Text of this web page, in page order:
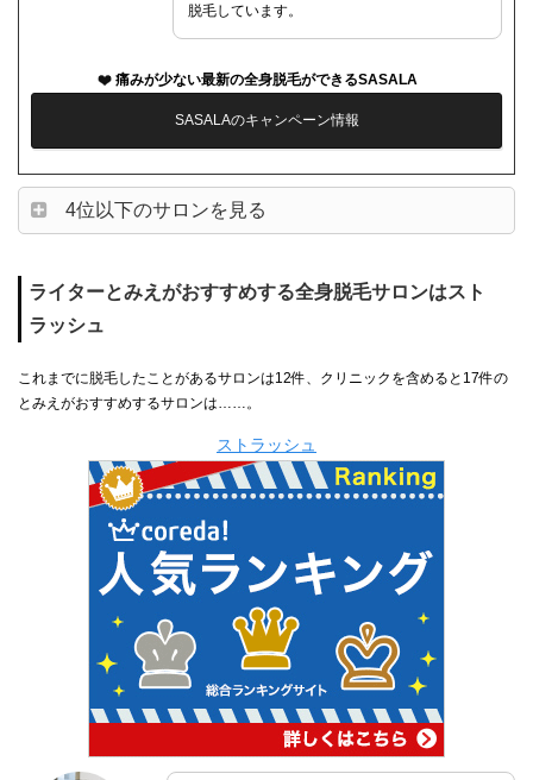
脱毛しています。
痛みが少ない最新の全身脱毛ができるSASALA
SASALAのキャンペーン情報
4位以下のサロンを見る
ライターとみえがおすすめする全身脱毛サロンはスト
ラッシュ
これまでに脱毛したことがあるサロンは12件、クリニックを含めると17件の
とみえがおすすめするサロンは……。
ストラッシュ